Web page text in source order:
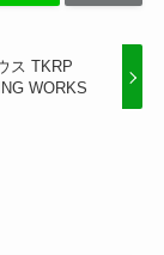
ス TKRP
WORKS